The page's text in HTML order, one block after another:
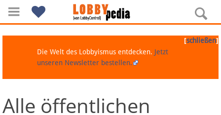
Navigation
[schließen]
Die Welt des Lobbyismus entdecken. Jetzt
unseren Newsletter bestellen.
Alle öffentlichen